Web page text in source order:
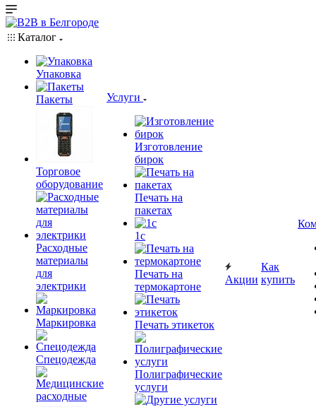
Каталог
Упаковка
Пакеты
Торговое
оборудование
Расходные
материалы
для
электрики
Маркировка
Спецодежда
Услуги
Изготовление
бирок
Печать на
пакетах
1c
Печать на
термокартоне
Печать этикеток
Полиграфические
услуги
Акции
Как
купить